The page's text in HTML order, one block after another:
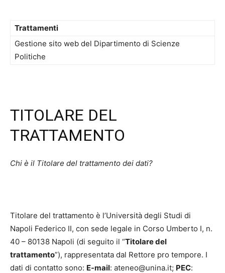
Trattamenti
Gestione sito web del Dipartimento di Scienze
Politiche
TITOLARE DEL
TRATTAMENTO
Chi è il Titolare del trattamento dei dati?
Titolare del trattamento è l’Università degli Studi di
Napoli Federico II, con sede legale in Corso Umberto I, n.
40 – 80138 Napoli (di seguito il “Titolare del
trattamento”), rappresentata dal Rettore pro tempore. I
dati di contatto sono: E-mail: ateneo@unina.it; PEC: